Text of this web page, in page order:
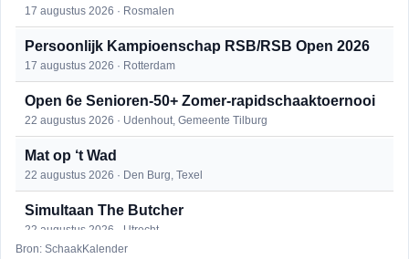
17 augustus 2026 · Rosmalen
Persoonlijk Kampioenschap RSB/RSB Open 2026
17 augustus 2026 · Rotterdam
Open 6e Senioren-50+ Zomer-rapidschaaktoernooi
22 augustus 2026 · Udenhout, Gemeente Tilburg
Mat op ‘t Wad
22 augustus 2026 · Den Burg, Texel
Simultaan The Butcher
22 augustus 2026 · Utrecht
Bron: SchaakKalender